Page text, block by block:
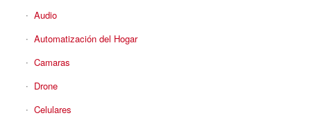
Audio
Automatización del Hogar
Camaras
Drone
Celulares